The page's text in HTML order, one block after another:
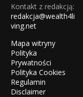
Kontakt z redakcją:
redakcja@wealth4li
ving.net
Mapa witryny
Polityka
Prywatności
Polityka Cookies
Regulamin
Disclaimer